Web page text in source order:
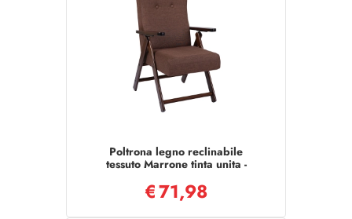
Poltrona legno reclinabile
tessuto Marrone tinta unita -
€71,98